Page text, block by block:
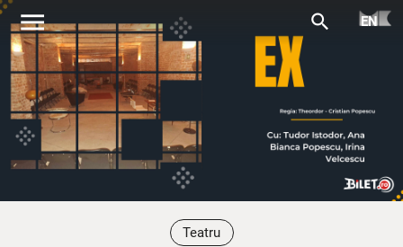
menu search EN
Teatru